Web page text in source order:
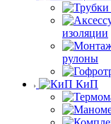
изоляции
рулоны
КиП